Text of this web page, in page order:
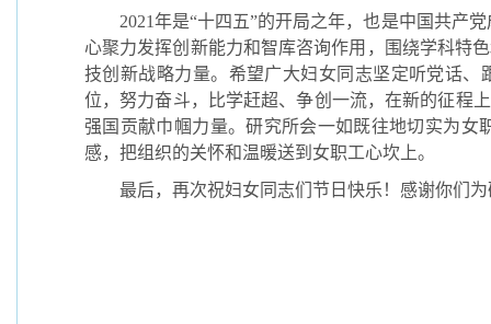
2021年是“十四五”的开局之年，也是中国共产党
心聚力发挥创新能力和智库咨询作用，围绕学科特
技创新战略力量。希望广大妇女同志坚定听党话、
位，努力奋斗，比学赶超、争创一流，在新的征程
强国贡献巾帼力量。研究所会一如既往地切实为
感，把组织的关怀和温暖送到女职工心坎上。
最后，再次祝妇女同志们节日快乐！感谢你们